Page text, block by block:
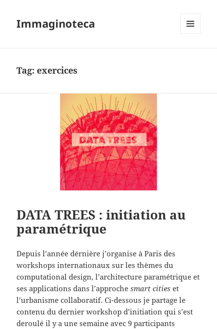
Immaginoteca
Tag:exercices
DATA TREES : initiation au
paramétrique
Depuis l’année dérnière j’organise à Paris des
workshops internationaux sur les thèmes du
computational design, l’architecture paramétrique et
ses applications dans l’approchesmart cities et
l’urbanisme collaboratif. Ci-dessous je partage le
contenu du dernier workshop d’initiation qui s’est
deroulé il y a une semaine avec 9 participants